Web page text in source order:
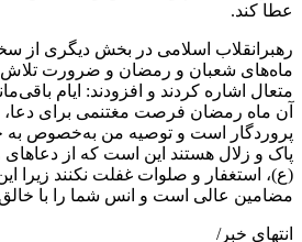
عطا کند.
رهبرانقلاب اسلامی در بخش دیگری از
ماه‌های شعبان و رمضان و ضرورت تلاش
متعال اشاره کردند و افزودند: ایام
آن ماه رمضان فرصت مغتنمی برای دعا،
پروردگار است و توصیه من به‌خصوص به
پاک و زلال هستند این است که از دعاهای
(ع)، استغفار و صلوات غفلت نکنند زیرا
مضامین عالی است و انس شما را با
انتهای خبر/